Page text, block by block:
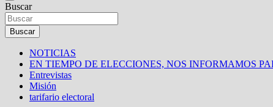
Buscar
Buscar
NOTICIAS
EN TIEMPO DE ELECCIONES, NOS INFORMAMOS
Entrevistas
Misión
tarifario electoral